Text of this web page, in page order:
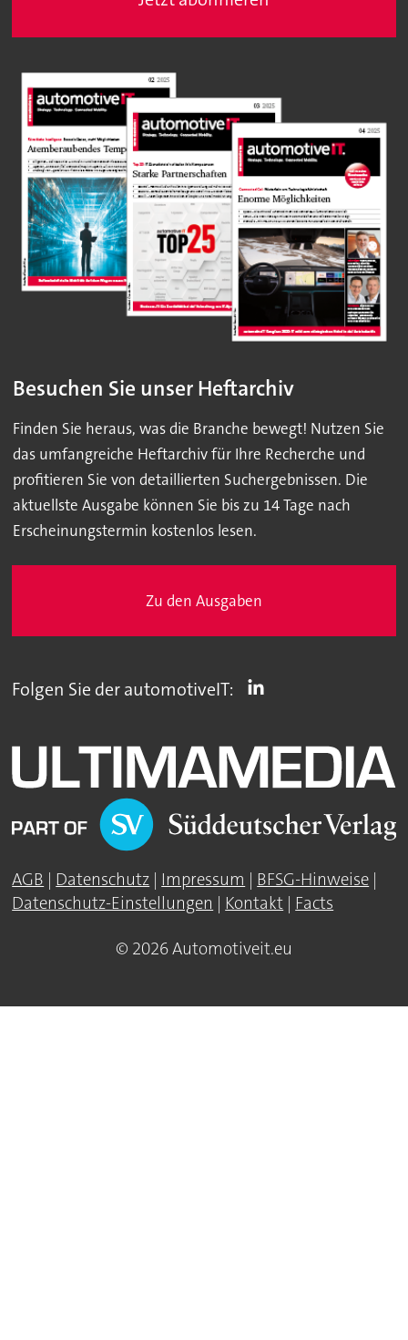
Besuchen Sie unser Heftarchiv
Finden Sie heraus, was die Branche bewegt! Nutzen Sie
das umfangreiche Heftarchiv für Ihre Recherche und
profitieren Sie von detaillierten Suchergebnissen. Die
aktuellste Ausgabe können Sie bis zu 14 Tage nach
Erscheinungstermin kostenlos lesen.
Zu den Ausgaben
Folgen Sie der automotiveIT:
AGB | Datenschutz | Impressum | BFSG-Hinweise |
Datenschutz-Einstellungen | Kontakt | Facts
© 2026 Automotiveit.eu